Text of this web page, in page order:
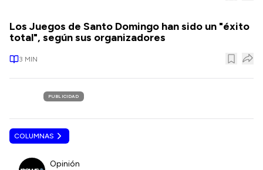
Los Juegos de Santo Domingo han sido un "éxito
total", según sus organizadores
3 MIN
PUBLICIDAD
COLUMNAS
Opinión